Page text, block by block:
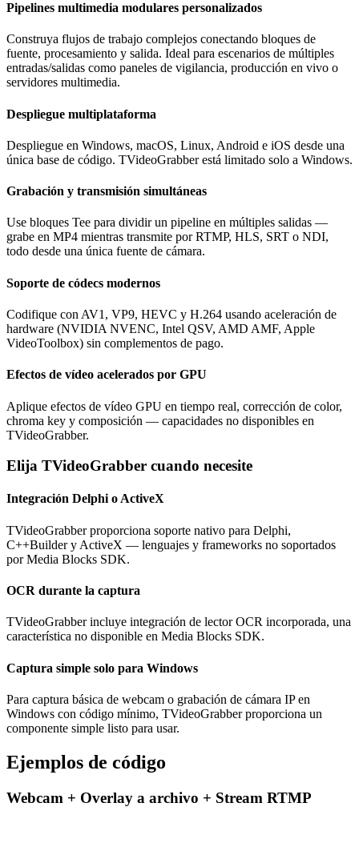
Pipelines multimedia modulares personalizados
Construya flujos de trabajo complejos conectando bloques de
fuente, procesamiento y salida. Ideal para escenarios de múltiples
entradas/salidas como paneles de vigilancia, producción en vivo o
servidores multimedia.
Despliegue multiplataforma
Despliegue en Windows, macOS, Linux, Android e iOS desde una
única base de código. TVideoGrabber está limitado solo a Windows.
Grabación y transmisión simultáneas
Use bloques Tee para dividir un pipeline en múltiples salidas —
grabe en MP4 mientras transmite por RTMP, HLS, SRT o NDI,
todo desde una única fuente de cámara.
Soporte de códecs modernos
Codifique con AV1, VP9, HEVC y H.264 usando aceleración de
hardware (NVIDIA NVENC, Intel QSV, AMD AMF, Apple
VideoToolbox) sin complementos de pago.
Efectos de vídeo acelerados por GPU
Aplique efectos de vídeo GPU en tiempo real, corrección de color,
chroma key y composición — capacidades no disponibles en
TVideoGrabber.
Elija TVideoGrabber cuando necesite
Integración Delphi o ActiveX
TVideoGrabber proporciona soporte nativo para Delphi,
C++Builder y ActiveX — lenguajes y frameworks no soportados
por Media Blocks SDK.
OCR durante la captura
TVideoGrabber incluye integración de lector OCR incorporada, una
característica no disponible en Media Blocks SDK.
Captura simple solo para Windows
Para captura básica de webcam o grabación de cámara IP en
Windows con código mínimo, TVideoGrabber proporciona un
componente simple listo para usar.
Ejemplos de código
Webcam + Overlay a archivo + Stream RTMP